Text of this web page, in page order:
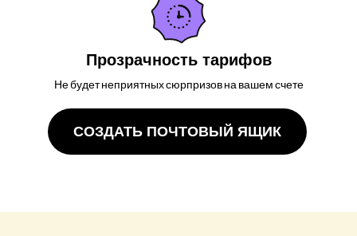
Прозрачность тарифов
Не будет неприятных сюрпризов на вашем счете
СОЗДАТЬ ПОЧТОВЫЙ ЯЩИК